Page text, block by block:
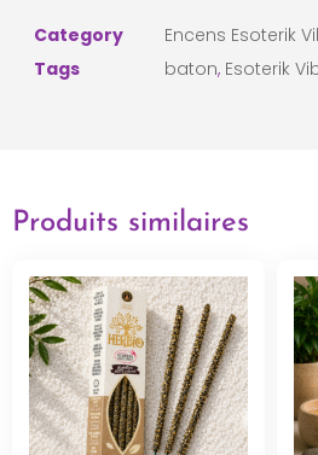
Category
Encens Esoterik
Tags
baton, Esoterik
Produits similaires